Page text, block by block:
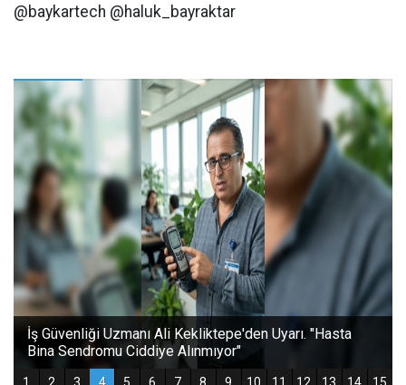
@baykartech @haluk_bayraktar